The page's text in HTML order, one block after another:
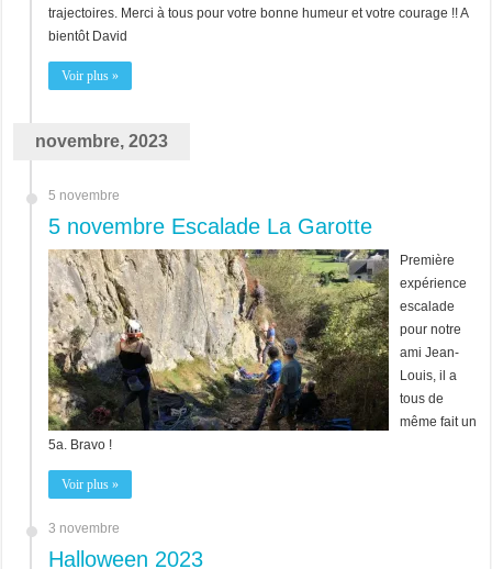
trajectoires. Merci à tous pour votre bonne humeur et votre courage !! A
bientôt David
Voir plus »
novembre, 2023
5 novembre
5 novembre Escalade La Garotte
Première
expérience
escalade
pour notre
ami Jean-
Louis, il a
tous de
même fait un
5a. Bravo !
Voir plus »
3 novembre
Halloween 2023